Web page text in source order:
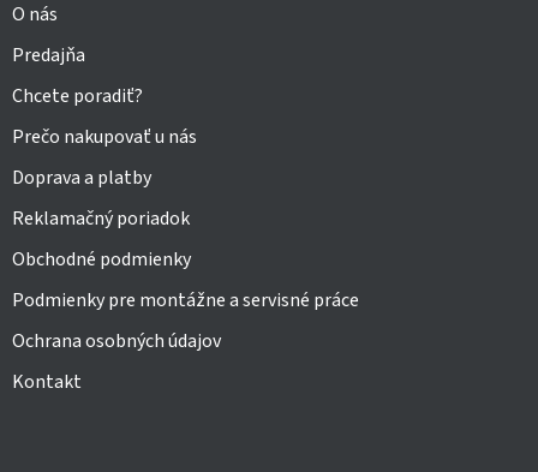
O nás
Predajňa
Chcete poradiť?
Prečo nakupovať u nás
Doprava a platby
Reklamačný poriadok
Obchodné podmienky
Podmienky pre montážne a servisné práce
Ochrana osobných údajov
Kontakt